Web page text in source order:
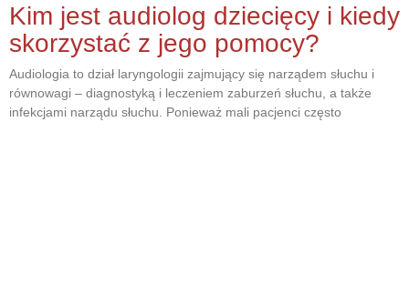
Kim jest audiolog dziecięcy i kiedy
skorzystać z jego pomocy?
Audiologia to dział laryngologii zajmujący się narządem słuchu i
równowagi – diagnostyką i leczeniem zaburzeń słuchu, a także
infekcjami narządu słuchu. Ponieważ mali pacjenci często